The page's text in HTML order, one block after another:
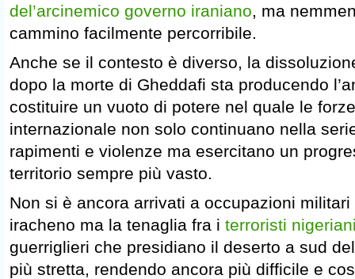
del’arcinemico governo iraniano, ma
cammino facilmente percorribile.
Anche se il contesto è diverso, la
dopo la morte di Gheddafi sta producendo
costituire un vuoto di potere nel quale le
internazionale non solo continuano nella
rapimenti e violenze ma esercitano un
territorio sempre più vasto.
Non si è ancora arrivati a occupazioni
iracheno ma la tenaglia fra i terroristi
guerriglieri che presidiano il deserto a sud
più stretta, rendendo ancora più difficile e